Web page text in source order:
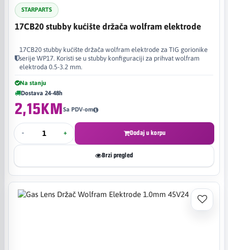
STARPARTS
17CB20 stubby kućište držača wolfram elektrode
17CB20 stubby kućište držača wolfram elektrode za TIG gorionike
serije WP17. Koristi se u stubby konfiguraciji za prihvat wolfram
elektroda 0.5-3.2 mm.
Na stanju
Dostava 24-48h
2,15KMSa PDV-om
- + Dodaj u korpu
Brzi pregled